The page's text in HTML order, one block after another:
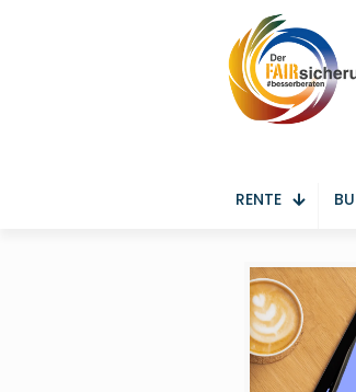
RENTE BU